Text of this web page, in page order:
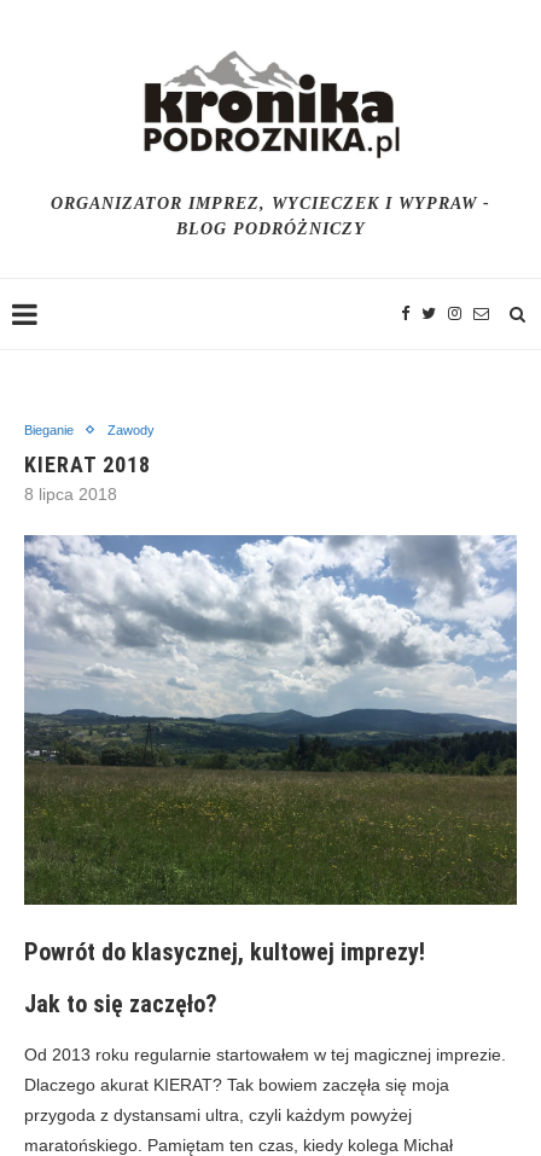
ORGANIZATOR IMPREZ, WYCIECZEK I WYPRAW -
BLOG PODRÓŻNICZY
Bieganie Zawody
KIERAT 2018
8 lipca 2018
Powrót do klasycznej, kultowej imprezy!
Jak to się zaczęło?
Od 2013 roku regularnie startowałem w tej magicznej imprezie.
Dlaczego akurat KIERAT? Tak bowiem zaczęła się moja
przygoda z dystansami ultra, czyli każdym powyżej
maratońskiego. Pamiętam ten czas, kiedy kolega Michał